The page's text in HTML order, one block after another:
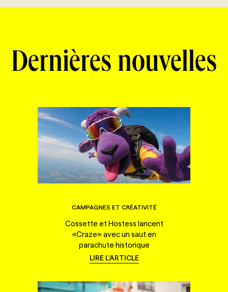
Dernières nouvelles
CAMPAGNES ET CRÉATIVITÉ
Cossette et Hostess lancent
«Craze» avec un saut en
parachute historique
LIRE L'ARTICLE